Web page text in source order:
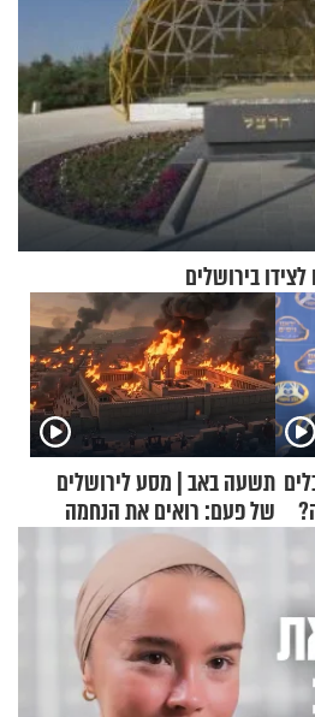
בירושלים
תשעה באב | מסע לירושלים
של פעם: רואים את הנחמה